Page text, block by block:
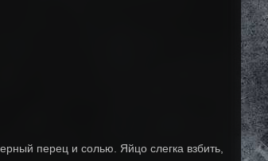
перец и солью. Яйцо слегка взбить,